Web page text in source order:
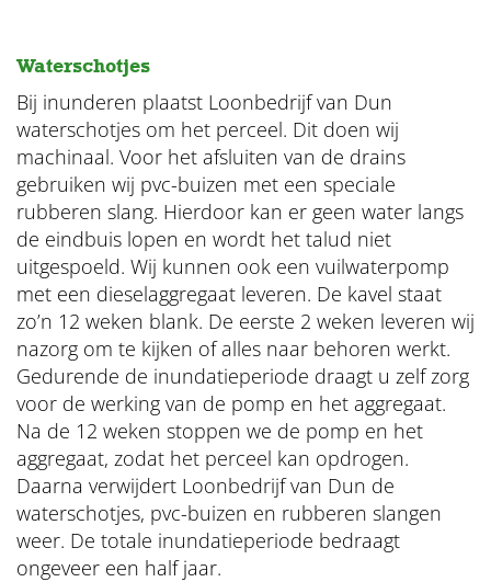
Waterschotjes
Bij inunderen plaatst Loonbedrijf van Dun
waterschotjes om het perceel. Dit doen wij
machinaal. Voor het afsluiten van de drains
gebruiken wij pvc-buizen met een speciale
rubberen slang. Hierdoor kan er geen water langs
de eindbuis lopen en wordt het talud niet
uitgespoeld. Wij kunnen ook een vuilwaterpomp
met een dieselaggregaat leveren. De kavel staat
zo’n 12 weken blank. De eerste 2 weken leveren wij
nazorg om te kijken of alles naar behoren werkt.
Gedurende de inundatieperiode draagt u zelf zorg
voor de werking van de pomp en het aggregaat.
Na de 12 weken stoppen we de pomp en het
aggregaat, zodat het perceel kan opdrogen.
Daarna verwijdert Loonbedrijf van Dun de
waterschotjes, pvc-buizen en rubberen slangen
weer. De totale inundatieperiode bedraagt
ongeveer een half jaar.